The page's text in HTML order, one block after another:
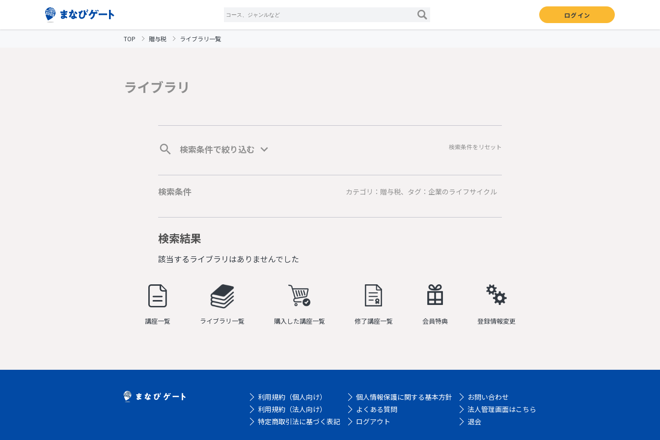
ログイン
TOP 贈与税 ライブラリ一覧
ライブラリ
検索条件で絞り込む 検索条件をリセット
検索条件 カテゴリ：贈与税、タグ：企業のライフサイクル
検索結果
該当するライブラリはありませんでした
講座一覧 ライブラリ一覧 購入した講座一覧 修了講座一覧 会員特典 登録情報変更
利用規約（個人向け）
利用規約（法人向け）
特定商取引法に基づく表記
個人情報保護に関する基本方針
よくある質問
ログアウト
お問い合わせ
法人管理画面はこちら
退会